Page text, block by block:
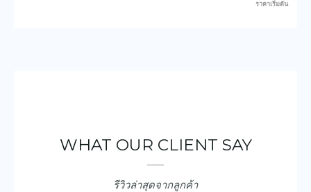
ราคาเริ่มต้น
WHAT OUR CLIENT SAY
รีวิวล่าสุดจากลูกค้า